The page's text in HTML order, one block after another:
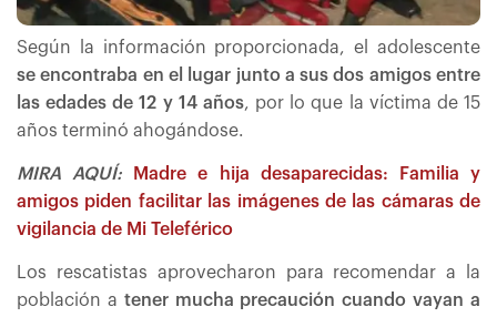
Según la información proporcionada, el adolescente
se encontraba en el lugar junto a sus dos amigos entre
las edades de 12 y 14 años, por lo que la víctima de 15
años terminó ahogándose.
MIRA AQUÍ:
Madre e hija desaparecidas: Familia y
amigos piden facilitar las imágenes de las cámaras de
vigilancia de Mi Teleférico
Los rescatistas aprovecharon para recomendar a la
población a tener mucha precaución cuando vayan a